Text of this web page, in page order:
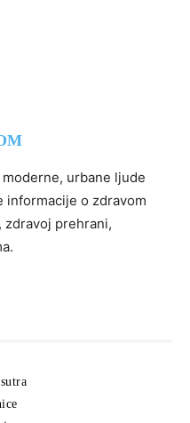
urbane ljude
informacije o zdravom
prehrani,